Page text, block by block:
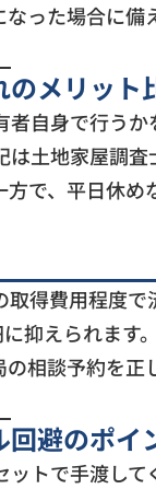
った場合に
のメリット
自身で行う
土地家屋調
で、平日休
得費用程度
抑えられます
相談予約を
避のポイ
トで手渡し